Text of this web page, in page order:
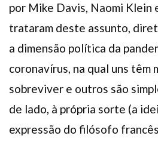
por Mike Davis, Naomi Klein
trataram deste assunto,
a dimensão política da
coronavírus, na qual uns têm
sobreviver e outros são
de lado, à própria sorte (a
expressão do filósofo